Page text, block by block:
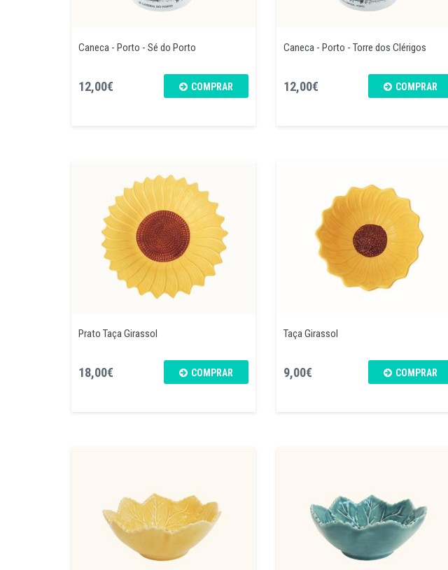
Caneca - Porto - Sé do Porto
12,00€ COMPRAR
Caneca - Porto - Torre dos Clérigos
12,00€ COMPRAR
Prato Taça Girassol
18,00€ COMPRAR
Taça Girassol
9,00€ COMPRAR